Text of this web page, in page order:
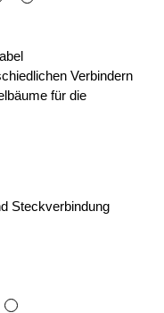
Verbindern
für die
Steckverbindung